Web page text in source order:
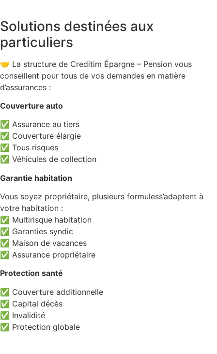
Solutions destinées aux
particuliers
🤝 La structure de Creditim Épargne – Pension vous
conseillent pour tous de vos demandes en matière
d’assurances :
Couverture auto
✅ Assurance au tiers
✅ Couverture élargie
✅ Tous risques
✅ Véhicules de collection
Garantie habitation
Vous soyez propriétaire, plusieurs formuless’adaptent à
votre habitation :
✅ Multirisque habitation
✅ Garanties syndic
✅ Maison de vacances
✅ Assurance propriétaire
Protection santé
✅ Couverture additionnelle
✅ Capital décès
✅ Invalidité
✅ Protection globale